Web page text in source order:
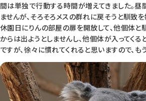
間は単独で行動する時間が増えてきました。
ませんが、そろそろメスの群れに戻そうと馴致を
休園日にりんの部屋の扉を開放して、他個体と
からは出ようとしませんし、他個体が入ってく
ですが、徐々に慣れてくれると思いますので、も